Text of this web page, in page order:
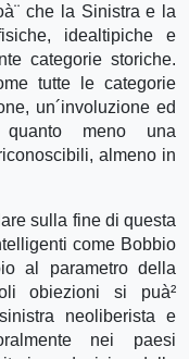
che la Sinistra e la
idealtipiche e
categorie storiche.
tutte le categorie
un´involuzione ed
meno una
almeno in
sulla fine di questa
come Bobbio
al parametro della
obiezioni si puà²
neoliberista e
nei paesi